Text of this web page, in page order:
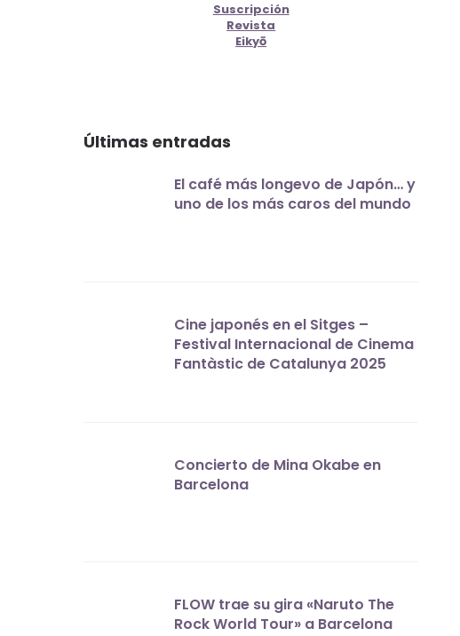
Suscripción
Revista
Eikyō
Últimas entradas
El café más longevo de Japón… y
uno de los más caros del mundo
Cine japonés en el Sitges –
Festival Internacional de Cinema
Fantàstic de Catalunya 2025
Concierto de Mina Okabe en
Barcelona
FLOW trae su gira «Naruto The
Rock World Tour» a Barcelona